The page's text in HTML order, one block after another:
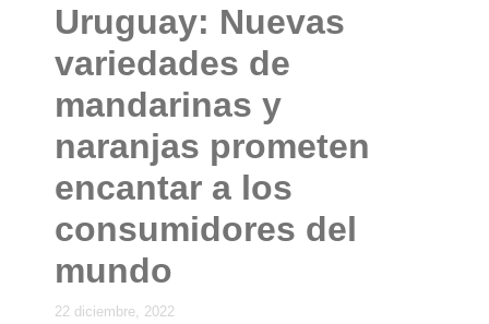
Uruguay: Nuevas
variedades de
mandarinas y
naranjas prometen
encantar a los
consumidores del
mundo
22 diciembre, 2022